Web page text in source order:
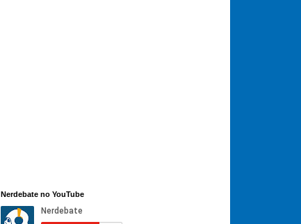
Nerdebate no YouTube